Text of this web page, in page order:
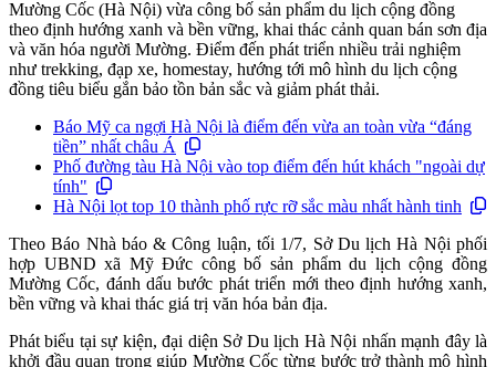
Mường Cốc (Hà Nội) vừa công bố sản phẩm du lịch cộng đồng
theo định hướng xanh và bền vững, khai thác cảnh quan bán sơn địa
và văn hóa người Mường. Điểm đến phát triển nhiều trải nghiệm
như trekking, đạp xe, homestay, hướng tới mô hình du lịch cộng
đồng tiêu biểu gắn bảo tồn bản sắc và giảm phát thải.
Báo Mỹ ca ngợi Hà Nội là điểm đến vừa an toàn vừa “đáng
tiền” nhất châu Á
Phố đường tàu Hà Nội vào top điểm đến hút khách "ngoài dự
tính"
Hà Nội lọt top 10 thành phố rực rỡ sắc màu nhất hành tinh
Theo Báo Nhà báo & Công luận, tối 1/7, Sở Du lịch Hà Nội phối
hợp UBND xã Mỹ Đức công bố sản phẩm du lịch cộng đồng
Mường Cốc, đánh dấu bước phát triển mới theo định hướng xanh,
bền vững và khai thác giá trị văn hóa bản địa.
Phát biểu tại sự kiện, đại diện Sở Du lịch Hà Nội nhấn mạnh đây là
khởi đầu quan trọng giúp Mường Cốc từng bước trở thành mô hình